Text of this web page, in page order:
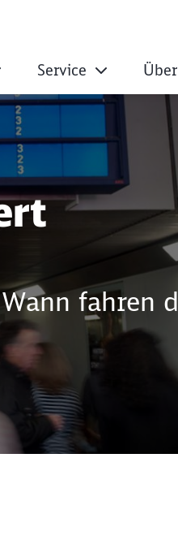
Service
fahren